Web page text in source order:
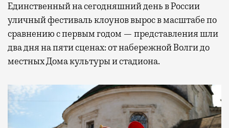
Единственный на сегодняшний день в России
уличный фестиваль клоунов вырос в масштабе по
сравнению с первым годом — представления шли
два дня на пяти сценах: от набережной Волги до
местных Дома культуры и стадиона.